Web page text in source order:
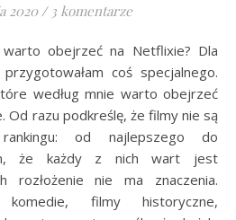
2020 / 3 komentarze
coś specjalnego.
według mnie warto obejrzeć
Od razu podkreślę, że filmy nie są
od najlepszego do
że każdy z nich wart jest
rozłożenie nie ma znaczenia.
komedie, filmy historyczne,